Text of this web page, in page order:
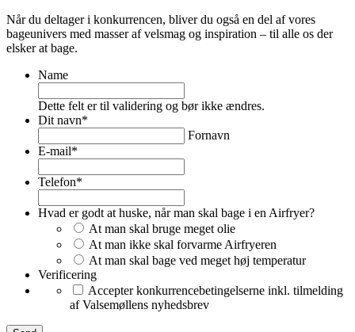
Når du deltager i konkurrencen, bliver du også en del af vores
bageunivers med masser af velsmag og inspiration – til alle os der
elsker at bage.
Name
Dette felt er til validering og bør ikke ændres.
Dit navn*
Fornavn
E-mail*
Telefon*
Hvad er godt at huske, når man skal bage i en Airfryer?
At man skal bruge meget olie
At man ikke skal forvarme Airfryeren
At man skal bage ved meget høj temperatur
Verificering
Accepter konkurrencebetingelserne inkl. tilmelding
af Valsemøllens nyhedsbrev